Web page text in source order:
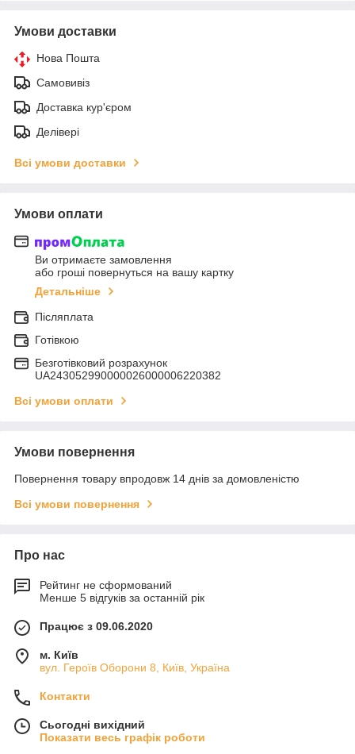
Умови доставки
Нова Пошта
Самовивіз
Доставка кур'єром
Делівері
Всі умови доставки
Умови оплати
Ви отримаєте замовлення
або гроші повернуться на вашу картку
Детальніше
Післяплата
Готівкою
Безготівковий розрахунок
UA243052990000026000006220382
Всі умови оплати
Умови повернення
Повернення товару впродовж 14 днів за домовленістю
Всі умови повернення
Про нас
Рейтинг не сформований
Менше 5 відгуків за останній рік
Працює з 09.06.2020
м. Київ
вул. Героїв Оборони 8, Київ, Україна
Контакти
Сьогодні вихідний
Показати весь графік роботи